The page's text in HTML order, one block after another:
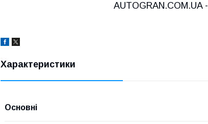
AUTOGRAN.COM.UA
Характеристики
Основні